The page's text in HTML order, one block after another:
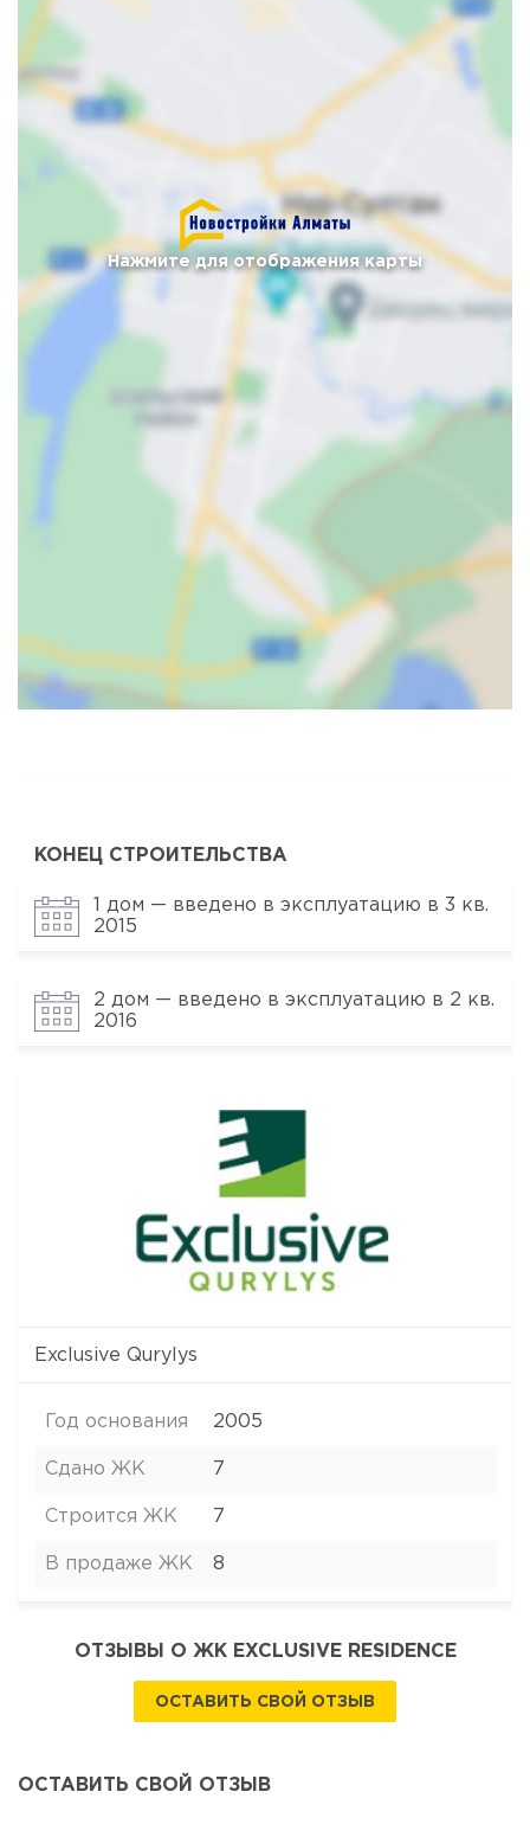
Нажмите для отображения карты
КОНЕЦ СТРОИТЕЛЬСТВА
1 дом — введено в эксплуатацию в 3 кв.
2015
2 дом — введено в эксплуатацию в 2 кв.
2016
Exclusive Qurylys
Год основания 2005
Сдано ЖК 7
Строится ЖК 7
В продаже ЖК 8
ОТЗЫВЫ О ЖК EXCLUSIVE RESIDENCE
ОСТАВИТЬ СВОЙ ОТЗЫВ
ОСТАВИТЬ СВОЙ ОТЗЫВ